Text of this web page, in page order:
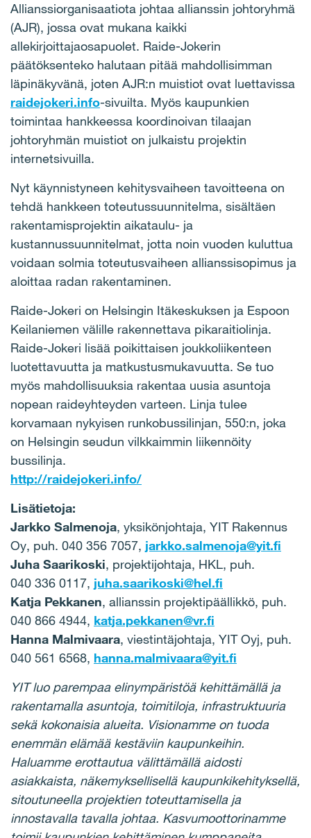
Allianssiorganisaatiota johtaa allianssin johtoryhmä
(AJR), jossa ovat mukana kaikki
allekirjoittajaosapuolet. Raide-Jokerin
päätöksenteko halutaan pitää mahdollisimman
läpinäkyvänä, joten AJR:n muistiot ovat luettavissa
raidejokeri.info-sivuilta. Myös kaupunkien
toimintaa hankkeessa koordinoivan tilaajan
johtoryhmän muistiot on julkaistu projektin
internetsivuilla.
Nyt käynnistyneen kehitysvaiheen tavoitteena on
tehdä hankkeen toteutussuunnitelma, sisältäen
rakentamisprojektin aikataulu- ja
kustannussuunnitelmat, jotta noin vuoden kuluttua
voidaan solmia toteutusvaiheen allianssisopimus ja
aloittaa radan rakentaminen.
Raide-Jokeri on Helsingin Itäkeskuksen ja Espoon
Keilaniemen välille rakennettava pikaraitiolinja.
Raide-Jokeri lisää poikittaisen joukkoliikenteen
luotettavuutta ja matkustusmukavuutta. Se tuo
myös mahdollisuuksia rakentaa uusia asuntoja
nopean raideyhteyden varteen. Linja tulee
korvamaan nykyisen runkobussilinjan, 550:n, joka
on Helsingin seudun vilkkaimmin liikennöity
bussilinja.
http://raidejokeri.info/
Lisätietoja:
Jarkko Salmenoja, yksikönjohtaja, YIT Rakennus
Oy, puh. 040 356 7057, jarkko.salmenoja@yit.fi
Juha Saarikoski, projektijohtaja, HKL, puh.
040 336 0117, juha.saarikoski@hel.fi
Katja Pekkanen, allianssin projektipäällikkö, puh.
040 866 4944, katja.pekkanen@vr.fi
Hanna Malmivaara, viestintäjohtaja, YIT Oyj, puh.
040 561 6568, hanna.malmivaara@yit.fi
YIT luo parempaa elinympäristöä kehittämällä ja
rakentamalla asuntoja, toimitiloja, infrastruktuuria
sekä kokonaisia alueita. Visionamme on tuoda
enemmän elämää kestäviin kaupunkeihin.
Haluamme erottautua välittämällä aidosti
asiakkaista, näkemyksellisellä kaupunkikehityksellä,
sitoutuneella projektien toteuttamisella ja
innostavalla tavalla johtaa. Kasvumoottorinamme